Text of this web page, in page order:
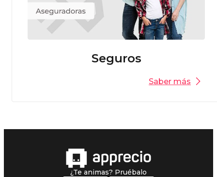
Seguros
Saber más
¿Te animas? Pruébalo